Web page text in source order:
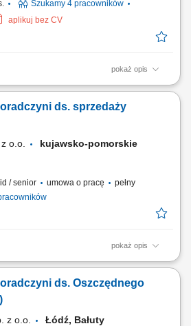
Szukamy 4 pracowników
aplikuj bez CV
pokaż opis
ds. Żywienia w kilku lokalizacjach w Polsce.
nowych klientów oraz rozwijanie
Budowanie długofalowych relacji z
ds. sprzedaży
o.o.
kujawsko-pomorskie
/ senior umowa o pracę
pełny
pokaż opis
Obowiązków: Wizyty u Rolników i
wsparcie techniczne dla Klientów;
ds. Oszczędnego
z o.o.
Łódź, Bałuty